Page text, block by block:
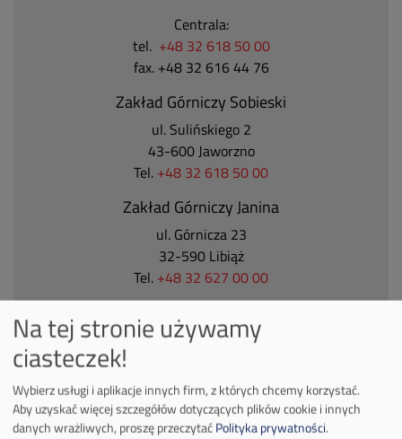
Centrala:
tel. +48 32 618 50 00
fax. +48 32 616 44 76
Zakład Górniczy Sobieski
ul. Sulińskiego 2
43-600 Jaworzno
Tel. +48 32 618 50 00
Zakład Górniczy Janina
ul. Górnicza 23
32-590 Libiąż
Tel. +48 32 627 00 00
ul.Kościuszki 1
tel.+48 32 716 53 00
Na tej stronie używamy
ciasteczek!
Wybierz usługi i aplikacje innych firm, z których chcemy korzystać.
Aby uzyskać więcej szczegółów dotyczących plików cookie i innych
danych wrażliwych, proszę przeczytaćPolityka prywatności.